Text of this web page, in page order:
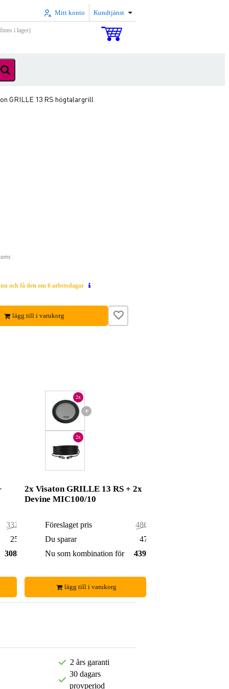
Mitt konto Kundtjänst
i lager)
GRILLE 13 RS högtalargrill
och få den om 6 arbetsdagar
lägg till i varukorg
333,00 kr
25,00 kr
308,00 kr
+
2x
2x
2x Visaton GRILLE 13 RS + 2x
Devine MIC100/10
Föreslaget pris
486,00 kr
Du sparar
47,00 kr
Nu som kombination för
439,00 kr
lägg till i varukorg
2 års garanti
30 dagars
provperiod